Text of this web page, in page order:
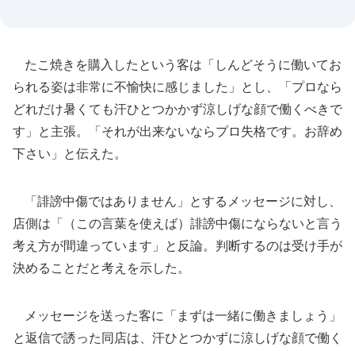
たこ焼きを購入したという客は「しんどそうに働いてお
られる姿は非常に不愉快に感じました」とし、「プロなら
どれだけ暑くても汗ひとつかかず涼しげな顔で働くべきで
す」と主張。「それが出来ないならプロ失格です。お辞め
下さい」と伝えた。
「誹謗中傷ではありません」とするメッセージに対し、
店側は「（この言葉を使えば）誹謗中傷にならないと言う
考え方が間違っています」と反論。判断するのは受け手が
決めることだと考えを示した。
メッセージを送った客に「まずは一緒に働きましょう」
と返信で誘った同店は、汗ひとつかずに涼しげな顔で働く